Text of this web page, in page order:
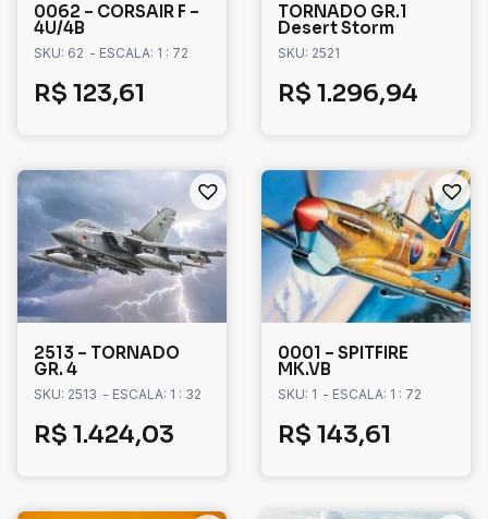
0062 – CORSAIR F –
4U/4B
SKU: 62 - ESCALA: 1 : 72
R$ 123,61
TORNADO GR.1
Desert Storm
SKU: 2521
R$ 1.296,94
2513 – TORNADO
GR. 4
SKU: 2513 - ESCALA: 1 : 32
R$ 1.424,03
0001 – SPITFIRE
MK.VB
SKU: 1 - ESCALA: 1 : 72
R$ 143,61